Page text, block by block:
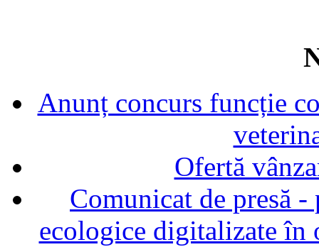
Anunț concurs funcție
Ofertă
Comunicat de presă
ecologice digitalizate în